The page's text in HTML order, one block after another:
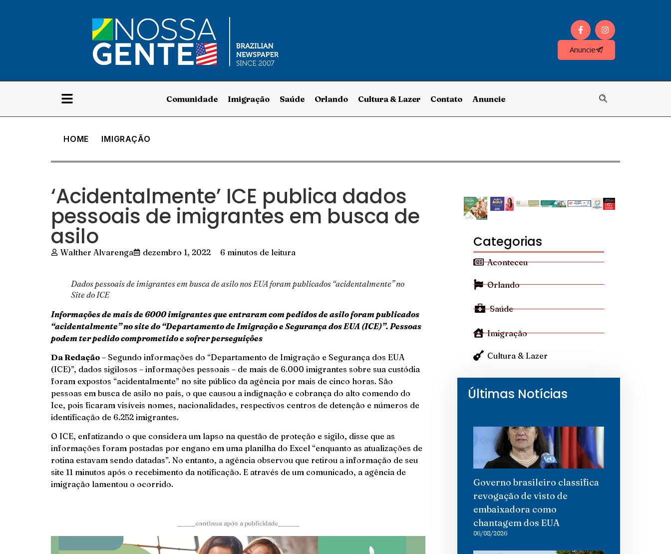
Anuncie
Comunidade Imigração Saúde Orlando Cultura & Lazer Contato Anuncie
HOME IMIGRAÇÃO
‘Acidentalmente’ ICE publica dados
pessoais de imigrantes em busca de
asilo
Walther Alvarenga dezembro 1, 2022 6 minutos de leitura
Dados pessoais de imigrantes em busca de asilo nos EUA foram publicados “acidentalmente” no
Site do ICE
Informações de mais de 6000 imigrantes que entraram com pedidos de asilo foram publicados
“acidentalmente” no site do “Departamento de Imigração e Segurança dos EUA (ICE)”. Pessoas
podem ter pedido comprometido e sofrer perseguições
Da Redação – Segundo informações do “Departamento de Imigração e Segurança dos EUA
(ICE)”, dados sigilosos – informações pessoais – de mais de 6.000 imigrantes sobre sua custódia
foram expostos “acidentalmente” no site público da agência por mais de cinco horas. São
pessoas em busca de asilo no país, o que causou a indignação e cobrança do alto comendo do
Ice, pois ficaram visíveis nomes, nacionalidades, respectivos centros de detenção e números de
identificação de 6.252 imigrantes.
O ICE, enfatizando o que considera um lapso na questão de proteção e sigilo, disse que as
informações foram postadas por engano em uma planilha do Excel “enquanto as atualizações de
rotina estavam sendo datadas”. No entanto, a agência observou que retirou a informação de seu
site 11 minutos após o recebimento da notificação. E através de um comunicado, a agência de
imigração lamentou o ocorrido.
______continua após a publicidade_______
Categorias
Aconteceu
Orlando
Saúde
Imigração
Cultura & Lazer
Últimas Notícias
Governo brasileiro classifica
revogação de visto de
embaixadora como
chantagem dos EUA
06/08/2026